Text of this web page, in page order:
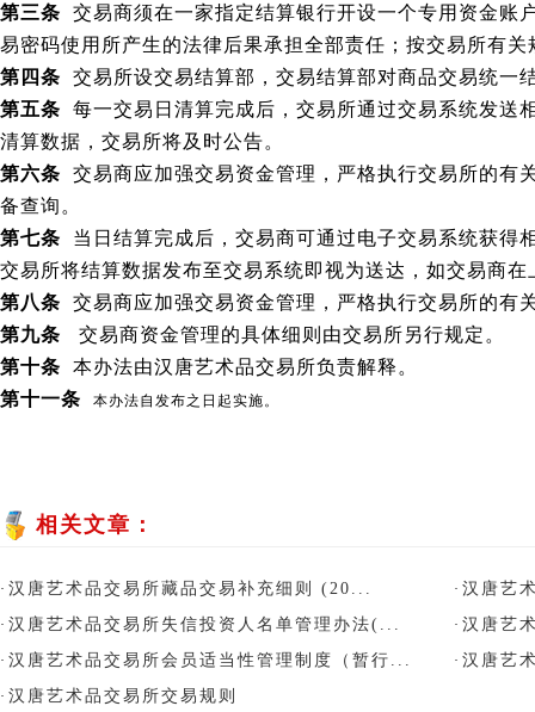
第三条 交易商须在一家指定结算银行开设一个专用资金账
易密码使用所产生的法律后果承担全部责任；按交易所有
第四条 交易所设交易结算部，交易结算部对商品交易统一
第五条 每一交易日清算完成后，交易所通过交易系统发送
清算数据，交易所将及时公告。
第六条 交易商应加强交易资金管理，严格执行交易所的有
备查询。
第七条 当日结算完成后，交易商可通过电子交易系统获得
交易所将结算数据发布至交易系统即视为送达，如交易商
第八条 交易商应加强交易资金管理，严格执行交易所的有
第九条 交易商资金管理的具体细则由交易所另行规定。
第十条 本办法由汉唐艺术品交易所负责解释。
第十一条
本办法自发布之日起实施。
相关文章：
· 汉唐艺术品交易所藏品交易补充细则 (20... · 汉唐艺
· 汉唐艺术品交易所失信投资人名单管理办法(... · 汉唐艺
· 汉唐艺术品交易所会员适当性管理制度（暂行... · 汉唐艺
· 汉唐艺术品交易所交易规则